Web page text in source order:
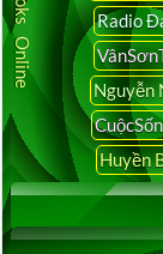
Radio
Nguyễn
Huyền